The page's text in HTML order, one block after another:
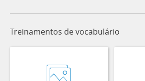
Treinamentos de vocabulário